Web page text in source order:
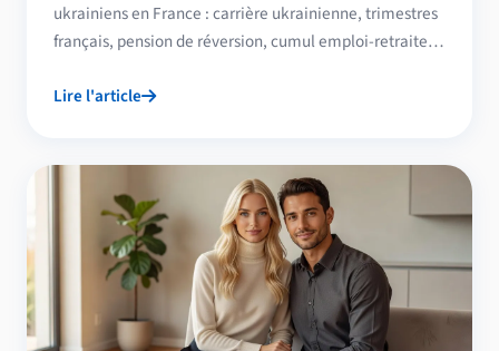
ukrainiens en France : carrière ukrainienne, trimestres
français, pension de réversion, cumul emploi-retraite,
Lire l'article